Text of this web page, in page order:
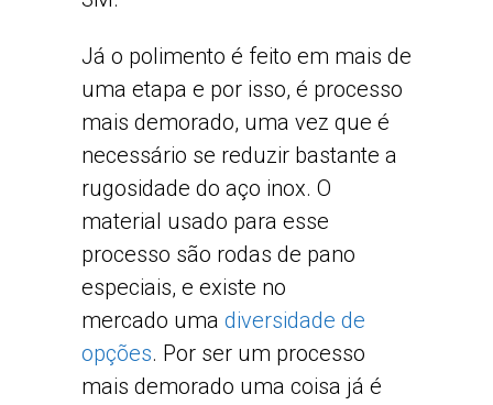
Já o polimento é feito em mais de
uma etapa e por isso, é processo
mais demorado, uma vez que é
necessário se reduzir bastante a
rugosidade do aço inox. O
material usado para esse
processo são rodas de pano
especiais, e existe no
mercado uma diversidade de
opções. Por ser um processo
mais demorado uma coisa já é